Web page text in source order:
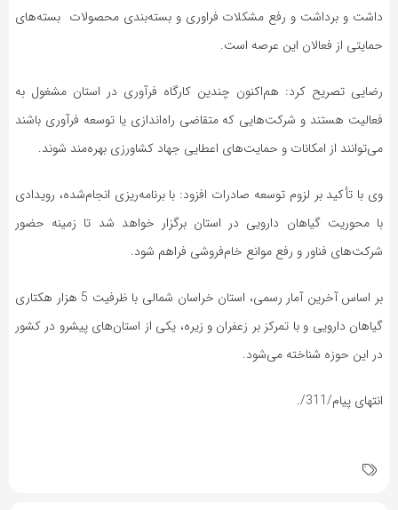
داشت و برداشت و رفع مشکلات فراوری و بسته‌بندی محصولات بسته‌های
حمایتی از فعالان این عرصه است.
رضایی تصریح کرد: هم‌اکنون چندین کارگاه فرآوری در استان مشغول به
فعالیت هستند و شرکت‌هایی که متقاضی راه‌اندازی یا توسعه فرآوری باشند
می‌توانند از امکانات و حمایت‌های اعطایی جهاد کشاورزی بهره‌مند شوند.
وی با تأکید بر لزوم توسعه صادرات افزود: با برنامه‌ریزی انجام‌شده، رویدادی
با محوریت گیاهان دارویی در استان برگزار خواهد شد تا زمینه حضور
شرکت‌های فناور و رفع موانع خام‌فروشی فراهم شود.
بر اساس آخرین آمار رسمی، استان خراسان شمالی با ظرفیت 5 هزار هکتاری
گیاهان دارویی و با تمرکز بر زعفران و زیره، یکی از استان‌های پیشرو در کشور
در این حوزه شناخته می‌شود.
انتهای پیام/311/.